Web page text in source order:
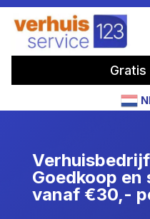
Goedkoop en
vanaf €30,-